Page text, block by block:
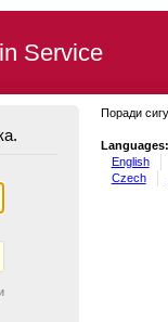
Service
Поради
Languages:
English
Czech